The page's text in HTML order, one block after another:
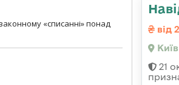
«списанні» понад
від
Київ
21